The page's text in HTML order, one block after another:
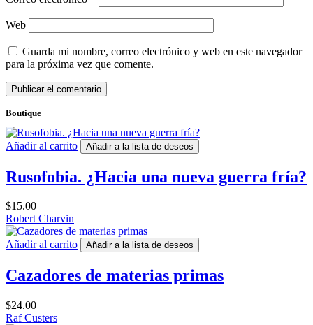
Web
Guarda mi nombre, correo electrónico y web en este navegador
para la próxima vez que comente.
Boutique
Añadir al carrito Añadir a la lista de deseos
Rusofobia. ¿Hacia una nueva guerra fría?
$15.00
Robert Charvin
Añadir al carrito Añadir a la lista de deseos
Cazadores de materias primas
$24.00
Raf Custers